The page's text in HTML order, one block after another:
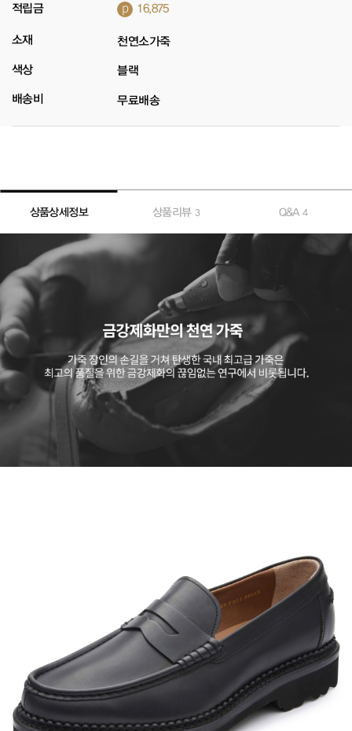
적립금 p 16,875
소재 천연소가죽
색상 블랙
배송비 무료배송
상품상세정보 상품리뷰 3 Q&A4